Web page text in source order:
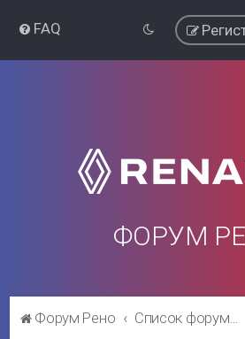
FAQ
ФОРУМ
Форум Рено Список форумов